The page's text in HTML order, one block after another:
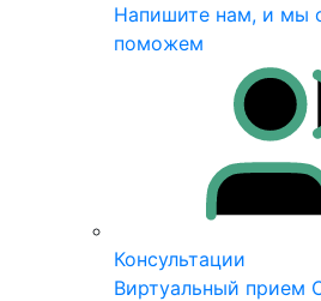
Напишите нам, и мы
поможем
Консультации
Виртуальный прием